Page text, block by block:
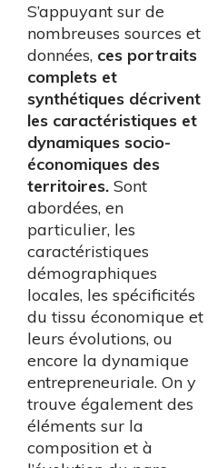
S’appuyant sur de
nombreuses sources et
données, ces portraits
complets et
synthétiques décrivent
les caractéristiques et
dynamiques socio-
économiques des
territoires. Sont
abordées, en
particulier, les
caractéristiques
démographiques
locales, les spécificités
du tissu économique et
leurs évolutions, ou
encore la dynamique
entrepreneuriale. On y
trouve également des
éléments sur la
composition et à